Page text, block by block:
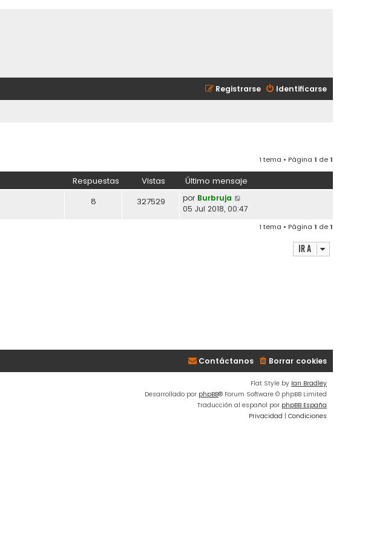
Identificarse
Registrarse
1 tema • Página 1 de1
Respuestas Vistas Último mensaje
8 327529 por Burbruja
05 Jul 2018, 00:47
1 tema • Página 1 de1
Ir a
Borrar cookies
Contáctanos
Flat Style by Ian Bradley
Desarrollado por phpBB® Forum Software © phpBB Limited
Traducción al español por phpBB España
Privacidad | Condiciones